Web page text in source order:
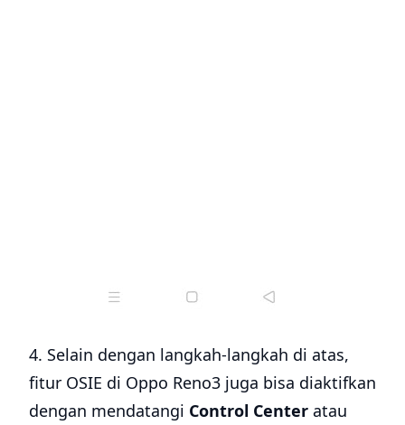
4. Selain dengan langkah-langkah di atas,
fitur OSIE di Oppo Reno3 juga bisa diaktifkan
dengan mendatangi Control Center atau